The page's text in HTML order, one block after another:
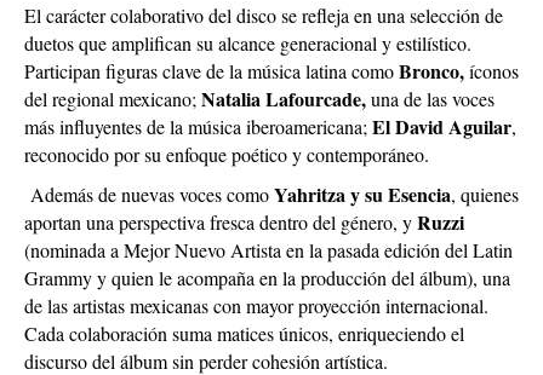
El carácter colaborativo del disco se refleja en una selección de
duetos que amplifican su alcance generacional y estilístico.
Participan figuras clave de la música latina comoBronco,íconos
del regional mexicano; Natalia Lafourcade,una de las voces
más influyentes de la música iberoamericana; El David Aguilar,
reconocido por su enfoque poético y contemporáneo.
Además de nuevas voces comoYahritza y su Esencia, quienes
aportan una perspectiva fresca dentro del género, yRuzzi
(nominada a Mejor Nuevo Artista en la pasada edición del Latin
Grammy y quien le acompaña en la producción del álbum), una
de las artistas mexicanas con mayor proyección internacional.
Cada colaboración suma matices únicos, enriqueciendo el
discurso del álbum sin perder cohesión artística.